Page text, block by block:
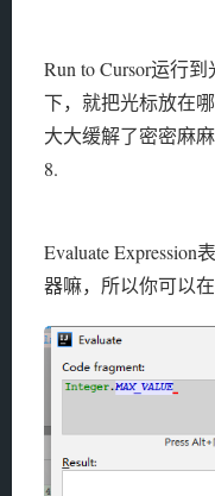
Run to Cursor运行
下，就把光标放在
大大缓解了密密麻
8.
Evaluate
器嘛，所以你可以